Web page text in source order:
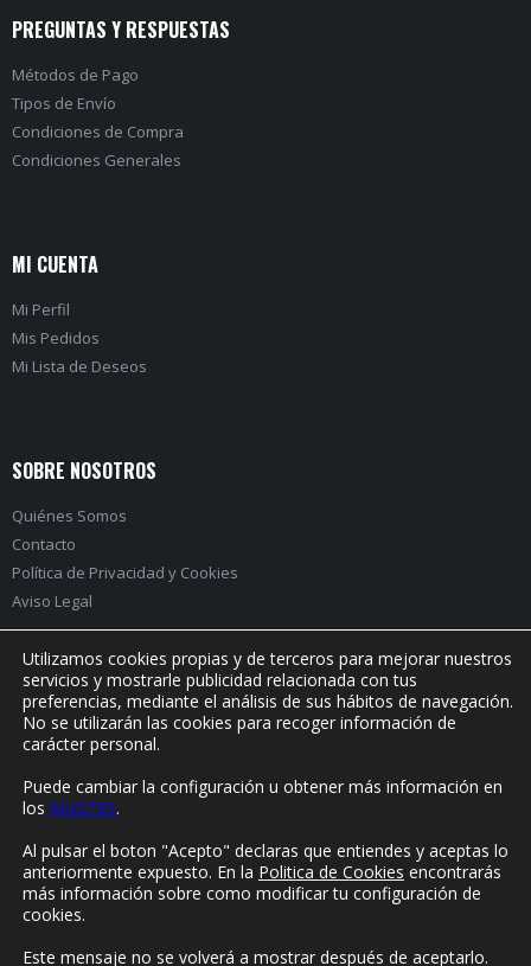
PREGUNTAS Y RESPUESTAS
Métodos de Pago
Tipos de Envío
Condiciones de Compra
Condiciones Generales
MI CUENTA
Mi Perfil
Mis Pedidos
Mi Lista de Deseos
SOBRE NOSOTROS
Quiénes Somos
Contacto
Política de Privacidad y Cookies
Aviso Legal
PRÓXIMO EVENTO:
© Yorokonde 2020. Todos los derechos reservados.
Utilizamos cookies propias y de terceros para mejorar nuestros
servicios y mostrarle publicidad relacionada con tus
preferencias, mediante el análisis de sus hábitos de navegación.
No se utilizarán las cookies para recoger información de
carácter personal.
Puede cambiar la configuración u obtener más información en
los AJUSTES.
Al pulsar el boton "Acepto" declaras que entiendes y aceptas lo
anteriormente expuesto. En la Politica de Cookies encontrarás
más información sobre como modificar tu configuración de
cookies.
Este mensaje no se volverá a mostrar después de aceptarlo.